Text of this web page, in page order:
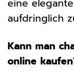
eine
aufdringlich
Kann man
online